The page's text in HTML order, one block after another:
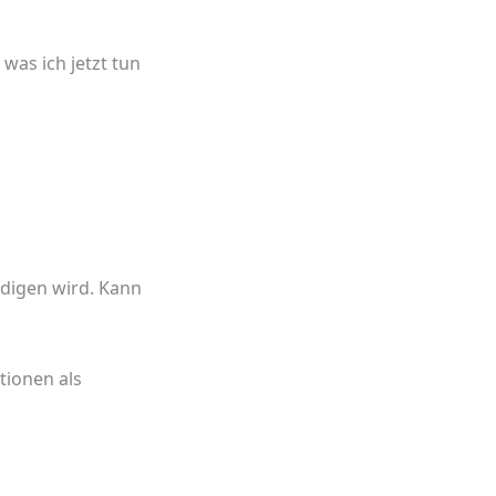
ich jetzt tun
wird. Kann
als